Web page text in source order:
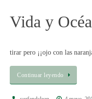
Vida y
tirar pero ¡¡ojo con las
Continuar leyendo